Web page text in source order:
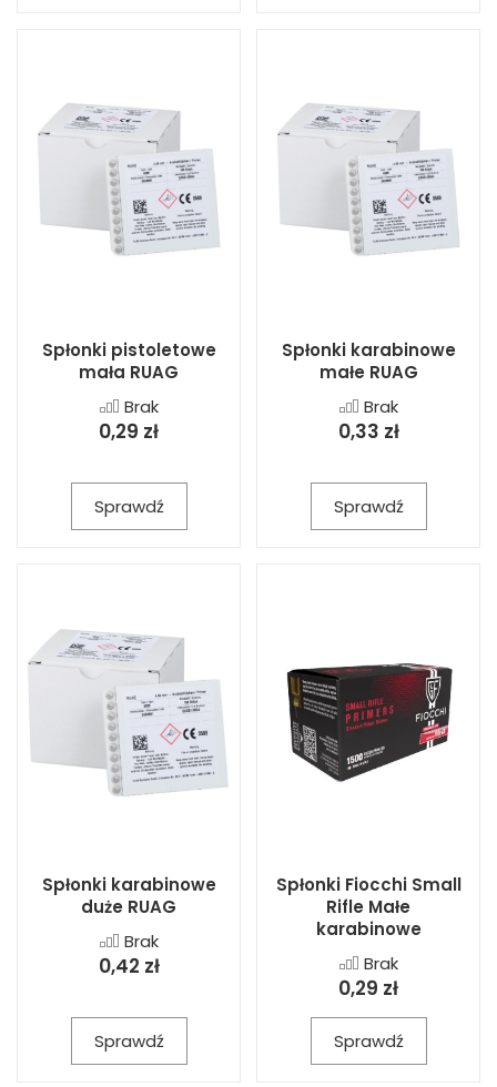
Spłonki pistoletowe
mała RUAG
Brak
0,29 zł
Sprawdź
Spłonki karabinowe
małe RUAG
Brak
0,33 zł
Sprawdź
Spłonki karabinowe
duże RUAG
Brak
0,42 zł
Sprawdź
Spłonki Fiocchi Small
Rifle Małe
karabinowe
Brak
0,29 zł
Sprawdź